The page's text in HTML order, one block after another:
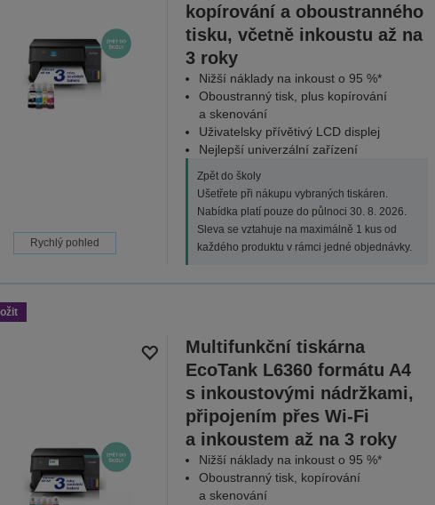
Rychlý pohled
kopírování a oboustranného
tisku, včetně inkoustu až na
3 roky
Nižší náklady na inkoust o 95 %*
Oboustranný tisk, plus kopírování
a skenování
Uživatelsky přívětivý LCD displej
Nejlepší univerzální zařízení
Zpět do školy
Ušetřete při nákupu vybraných tiskáren.
Nabídka platí pouze do půlnoci 30. 8. 2026.
Sleva se vztahuje na maximálně 1 kus od
každého produktu v rámci jedné objednávky.
Multifunkční tiskárna
EcoTank L6360 formátu A4
s inkoustovými nádržkami,
připojením přes Wi-Fi
a inkoustem až na 3 roky
Nižší náklady na inkoust o 95 %*
Oboustranný tisk, kopírování
a skenování